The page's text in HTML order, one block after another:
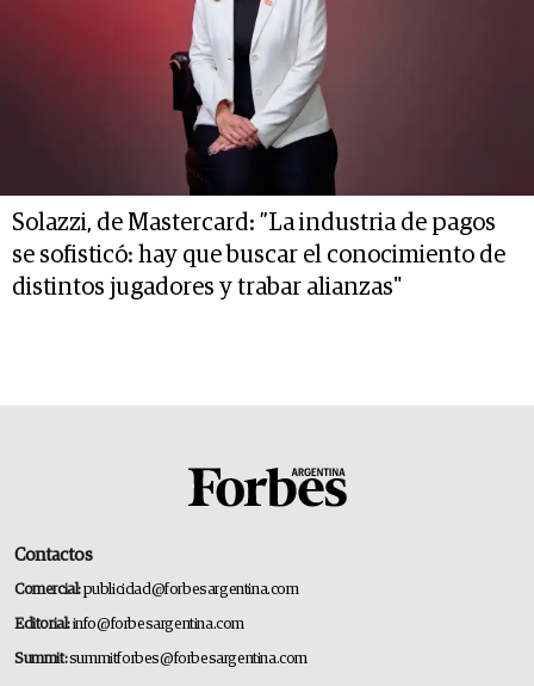
Solazzi, de Mastercard: ”La industria de pagos
se sofisticó: hay que buscar el conocimiento de
distintos jugadores y trabar alianzas"
Contactos
Comercial:publicidad@forbesargentina.com
Editorial:info@forbesargentina.com
Summit:summitforbes@forbesargentina.com